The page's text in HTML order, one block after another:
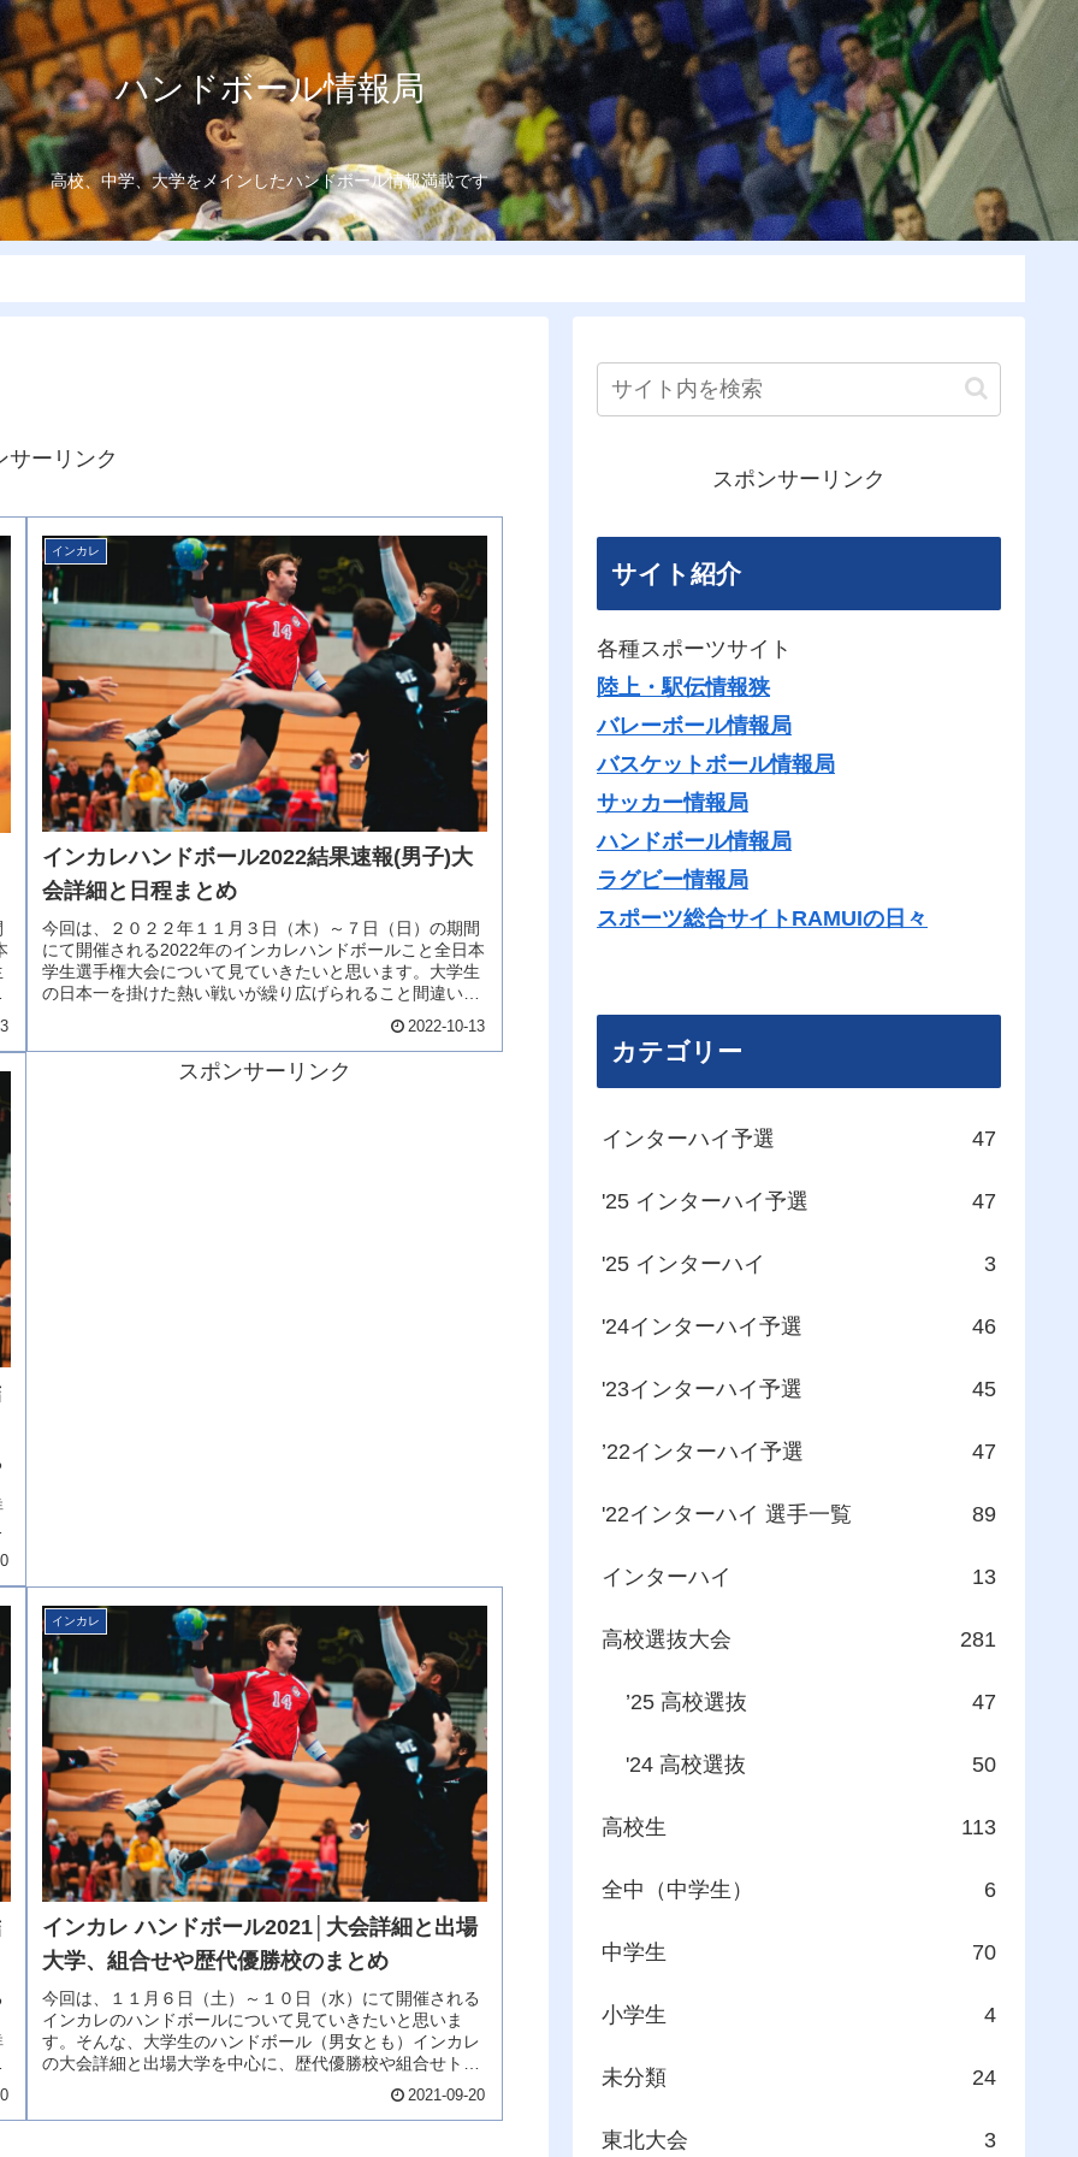
ハンドボール情報局
高校、中学、大学をメインしたハンドボール情報満載です
サーリンク
インカレ
インカレハンドボール2022結果速報(男子)大
会詳細と日程まとめ
今回は、２０２２年１１月３日（木）～７日（日）の期間
にて開催される2022年のインカレハンドボールこと全日本
学生選手権大会について見ていきたいと思います。大学生
の日本一を掛けた熱い戦いが繰り広げられること間違いな
2022-10-13
スポンサーリンク
インカレ
インカレ ハンドボール2021│大会詳細と出場
大学、組合せや歴代優勝校のまとめ
今回は、１１月６日（土）～１０日（水）にて開催される
インカレのハンドボールについて見ていきたいと思いま
す。そんな、大学生のハンドボール（男女とも）インカレ
の大会詳細と出場大学を中心に、歴代優勝校や組合せトー
2021-09-20
スポンサーリンク
サイト紹介
各種スポーツサイト
陸上・駅伝情報狭
バレーボール情報局
バスケットボール情報局
サッカー情報局
ハンドボール情報局
ラグビー情報局
スポーツ総合サイトRAMUIの日々
カテゴリー
インターハイ予選 47
'25 インターハイ予選 47
'25 インターハイ 3
'24インターハイ予選 46
'23インターハイ予選 45
’22インターハイ予選 47
'22インターハイ 選手一覧 89
インターハイ 13
高校選抜大会 281
’25 高校選抜 47
'24 高校選抜 50
高校生 113
全中（中学生） 6
中学生 70
小学生 4
未分類 24
東北大会 3